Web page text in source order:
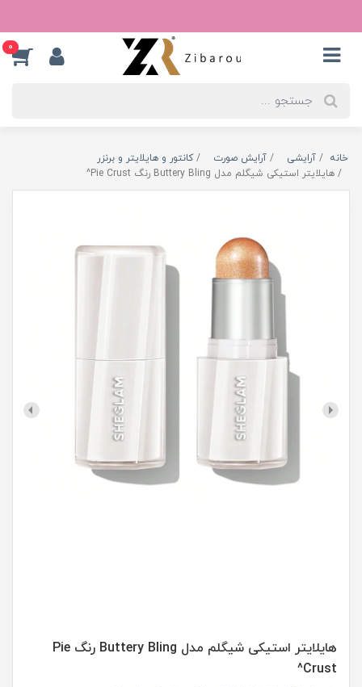
0
خانه آرایشی آرایش صورت
کانتور و هایلایتر و برنزر
هایلایتر استیکی شیگلم مدل Buttery Bling رنگ Pie Crust^
هایلایتر استیکی شیگلم مدل Buttery Bling رنگ Pie
Crust^